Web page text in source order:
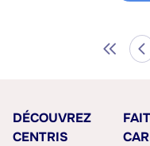
DÉCOUVREZ
CENTRIS